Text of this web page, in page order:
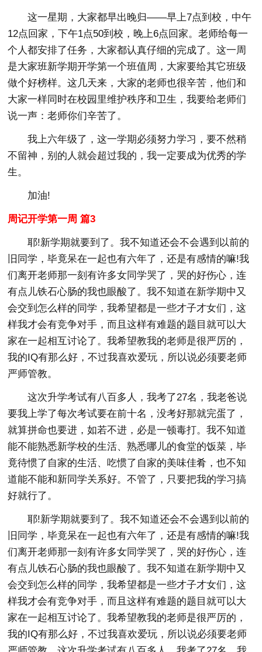
这一星期，大家都早出晚归——早上7点到校，中午
12点回家，下午1点50到校，晚上6点回家。老师给每一
个人都安排了任务，大家都认真仔细的完成了。这一周
是大家班新学期开学第一个班值周，大家要给其它班级
做个好榜样。这几天来，大家的老师也很辛苦，他们和
大家一样同时在校园里维护秩序和卫生，我要给老师们
说一声：老师你们辛苦了。
我上六年级了，这一学期必须努力学习，要不然稍
不留神，别的人就会超过我的，我一定要成为优秀的学
生。
加油!
周记开学第一周 篇3
耶!新学期就要到了。我不知道还会不会遇到以前的
旧同学，毕竟呆在一起也有六年了，还是有感情的嘛!我
们离开老师那一刻有许多女同学哭了，哭的好伤心，连
有点儿铁石心肠的我也眼酸了。我不知道在新学期中又
会交到怎么样的同学，我希望都是一些才子才女们，这
样我才会有竞争对手，而且这样有难题的题目就可以大
家在一起相互讨论了。我希望教我的老师是很严厉的，
我的IQ有那么好，不过我喜欢爱玩，所以说必须要老师
严师管教。
这次升学考试有八百多人，我考了27名，我老爸说
要我上学了每次考试要在前十名，没考好那就完蛋了，
就算拼命也要进，如若不进，必是一顿毒打。我不知道
能不能熟悉新学校的生活、熟悉哪儿的食堂的饭菜，毕
竟待惯了自家的生活、吃惯了自家的美味佳肴，也不知
道能不能和新同学关系好。不管了，只要把我的学习搞
好就行了。
耶!新学期就要到了。我不知道还会不会遇到以前的
旧同学，毕竟呆在一起也有六年了，还是有感情的嘛!我
们离开老师那一刻有许多女同学哭了，哭的好伤心，连
有点儿铁石心肠的我也眼酸了。我不知道在新学期中又
会交到怎么样的同学，我希望都是一些才子才女们，这
样我才会有竞争对手，而且这样有难题的题目就可以大
家在一起相互讨论了。我希望教我的老师是很严厉的，
我的IQ有那么好，不过我喜欢爱玩，所以说必须要老师